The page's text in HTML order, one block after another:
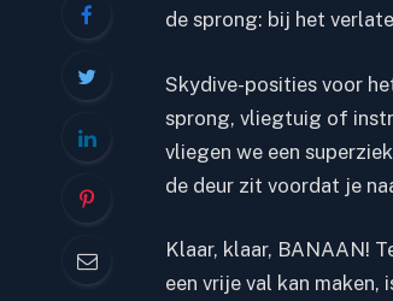
de sprong: bij het
Skydive-posities voor
sprong, vliegtuig of
vliegen we een
de deur zit voordat je
Klaar, klaar, BANAAN!
een vrije val kan maken,